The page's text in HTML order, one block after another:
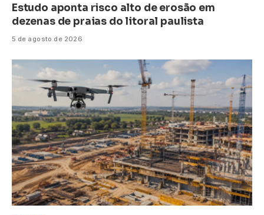
Estudo aponta risco alto de erosão em
dezenas de praias do litoral paulista
5 de agosto de 2026